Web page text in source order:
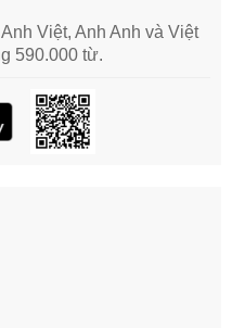
Việt, Anh Anh và Việt
590.000 từ.